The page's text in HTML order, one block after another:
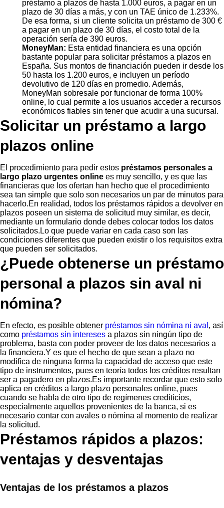
préstamo a plazos de hasta 1.000 euros, a pagar en un
plazo de 30 días a más, y con un TAE único de 1.233%.
De esa forma, si un cliente solicita un préstamo de 300 €
a pagar en un plazo de 30 días, el costo total de la
operación sería de 390 euros.
MoneyMan: Esta entidad financiera es una opción
bastante popular para solicitar préstamos a plazos en
España. Sus montos de financiación pueden ir desde los
50 hasta los 1.200 euros, e incluyen un período
devolutivo de 120 días en promedio. Además,
MoneyMan sobresale por funcionar de forma 100%
online, lo cual permite a los usuarios acceder a recursos
económicos fiables sin tener que acudir a una sucursal.
Solicitar un préstamo a largo
plazos online
El procedimiento para pedir estos préstamos personales a
largo plazo urgentes online es muy sencillo, y es que las
financieras que los ofertan han hecho que el procedimiento
sea tan simple que solo son necesarios un par de minutos para
hacerlo.En realidad, todos los préstamos rápidos a devolver en
plazos poseen un sistema de solicitud muy similar, es decir,
mediante un formulario donde debes colocar todos los datos
solicitados.Lo que puede variar en cada caso son las
condiciones diferentes que pueden existir o los requisitos extra
que pueden ser solicitados.
¿Puede obtenerse un préstamo
personal a plazos sin aval ni
nómina?
En efecto, es posible obtener préstamos sin nómina ni aval , así
como préstamos sin intereses a plazos sin ningún tipo de
problema, basta con poder proveer de los datos necesarios a
la financiera.Y es que el hecho de que sean a plazo no
modifica de ninguna forma la capacidad de acceso que este
tipo de instrumentos, pues en teoría todos los créditos resultan
ser a pagadero en plazos.Es importante recordar que esto solo
aplica en créditos a largo plazo personales online, pues
cuando se habla de otro tipo de regímenes crediticios,
especialmente aquellos provenientes de la banca, si es
necesario contar con avales o nómina al momento de realizar
la solicitud.
Préstamos rápidos a plazos:
ventajas y desventajas
Ventajas de los préstamos a plazos